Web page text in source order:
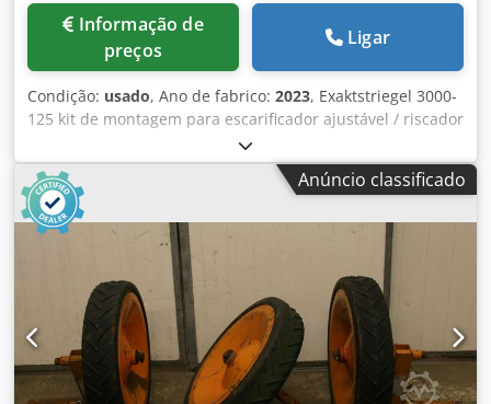
preços
Ligar
Condição: usado, Ano de fabrico: 2023, Exaktstriegel 3000-
125 kit de montagem para escarificador ajustável / riscador
de trilha adicional ou eletrônico 3000 AmaDrill 2 para
Cataya sensor de radar / internacional sensor analógico de
posição de trabalho comutação eletrônica de trilhas de
passagem / válvula de controle e circuito hidráulico de
trilhas de passagem Dodstgpggopfx Apiock
Anúncio classificado